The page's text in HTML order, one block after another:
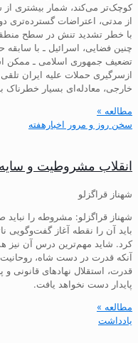
کوچک‌تر می‌کند، شمار بیشتری
از مدتی، اعتراضات گسترده‌تری
با خطر تشدید تنش در سطح
چنین فضایی، اسرائیل ـ با
تضعیف جمهوری اسلامی ـ ممکن
ازسرگیری حملات علیه ایران
خارجی، معادله‌ای بسیار خطرناک
مطالعه »
سخن روز و مرور اخبارهفته
انقلاب مشروطیت و سایه
شهناز قراگزلو
شهناز قراگزلو: مشروطه را نباید
باید آن را نقطه آغاز گفت‌وگویی
کرد. شاید مهم‌ترین درس آن نیز
آنکه قدرت در دست شاه،
قدرت، استقلال نهادهای قانونی و
پایدار دست نخواهد یافت.
مطالعه »
یادداشت